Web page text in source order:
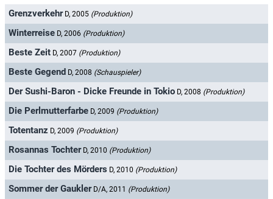
Grenzverkehr D, 2005 (Produktion)
Winterreise D, 2006 (Produktion)
Beste Zeit D, 2007 (Produktion)
Beste Gegend D, 2008 (Schauspieler)
Der Sushi-Baron - Dicke Freunde in Tokio D, 2008 (Produktion)
Die Perlmutterfarbe D, 2009 (Produktion)
Totentanz D, 2009 (Produktion)
Rosannas Tochter D, 2010 (Produktion)
Die Tochter des Mörders D, 2010 (Produktion)
Sommer der Gaukler D/A, 2011 (Produktion)